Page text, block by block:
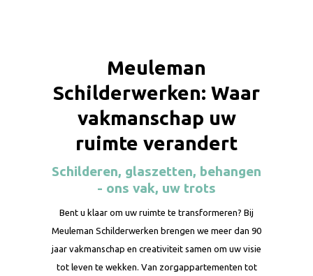
Meuleman
Schilderwerken: Waar
vakmanschap uw
ruimte verandert
Schilderen, glaszetten, behangen
- ons vak, uw trots
Bent u klaar om uw ruimte te transformeren? Bij
Meuleman Schilderwerken brengen we meer dan 90
jaar vakmanschap en creativiteit samen om uw visie
tot leven te wekken. Van zorgappartementen tot